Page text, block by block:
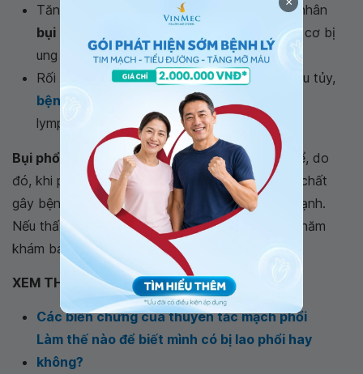
Tăng nguy cơ bị ung thư phổi: Những bệnh nhân
bụi phổi amiang
có hút thuốc là sẽ có nguy cơ bị
ung thư phổi cao hơn.
Rối loạn chức năng tuần hoàn tạo máu như: u tủy,
bệnh bạch cầu lympho , khối u nguyên bào
lympho,...
Bụi phổi amiang
không thể được điều trị triệt để, do
đó, khi phát hiện bệnh cần hạn chế tiếp xúc với chất
gây bệnh, đồng thời có chế độ sinh hoạt lành mạnh.
Nếu thấy dấu hiệu bất thường, người bệnh cần thăm
khám bác sĩ ngay.
XEM THÊM:
Các biến chứng của thuyên tắc mạch phổi
Làm thế nào để biết mình có bị lao phổi hay
không?